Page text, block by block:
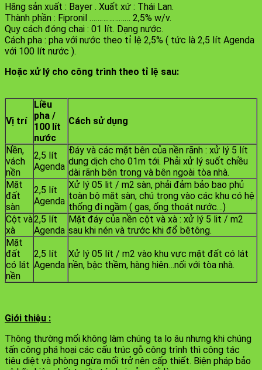
Hãng sản xuất : Bayer . Xuất xứ : Thái Lan.
Thành phần : Fipronil ………………… 2,5% w/v.
Quy cách đóng chai : 01 lít. Dạng nước.
Cách pha : pha với nước theo tỉ lệ 2,5% ( tức là 2,5 lít Agenda
với 100 lít nước ).
Hoặc xử lý cho công trình theo tỉ lệ sau:
Vị trí
Liều
pha /
100 lít
nước
Cách sử dụng
Nền,
vách
nền
2,5 lít
Agenda
Đáy và các mặt bên của nền rãnh : xử lý 5 lít
dung dịch cho 01m tới. Phải xử lý suốt chiều
dài rãnh bên trong và bên ngoài tòa nhà.
Mặt
đất
sàn
2,5 lít
Agenda
Xử lý 05 lit / m2 sàn, phải đảm bảo bao phủ
toàn bộ mặt sàn, chú trọng vào các khu có hệ
thống đi ngầm ( gas, ống thoát nước…)
Cột và
xà
2,5 lít
Agenda
Mặt đáy của nền cột và xà : xử lý 5 lit / m2
sau khi nén và trước khi đổ bêtông.
Mặt
đất
có lát
nền
2,5 lít
Agenda
Xử lý 05 lít / m2 vào khu vực mặt đất có lát
nền, bậc thềm, hàng hiên…nối với tòa nhà.
Giới thiệu :
Thông thường mối không làm chúng ta lo âu nhưng khi chúng
tấn công phá hoại các cấu trúc gỗ công trình thì công tác
tiêu diệt và phòng ngừa mối trở nên cấp thiết. Biện pháp bảo